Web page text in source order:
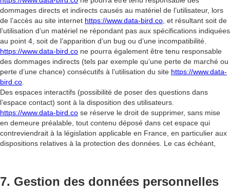
dommages directs et indirects causés au matériel de l’utilisateur, lors
de l’accès au site internet https://www.data-bird.co , et résultant soit de
l’utilisation d’un matériel ne répondant pas aux spécifications indiquées
au point 4, soit de l’apparition d’un bug ou d’une incompatibilité.
https://www.data-bird.co ne pourra également être tenu responsable
des dommages indirects (tels par exemple qu’une perte de marché ou
perte d’une chance) consécutifs à l’utilisation du site https://www.data-
bird.co
Des espaces interactifs (possibilité de poser des questions dans
l’espace contact) sont à la disposition des utilisateurs.
https://www.data-bird.co se réserve le droit de supprimer, sans mise
en demeure préalable, tout contenu déposé dans cet espace qui
contreviendrait à la législation applicable en France, en particulier aux
dispositions relatives à la protection des données. Le cas échéant,
7. Gestion des données personnelles